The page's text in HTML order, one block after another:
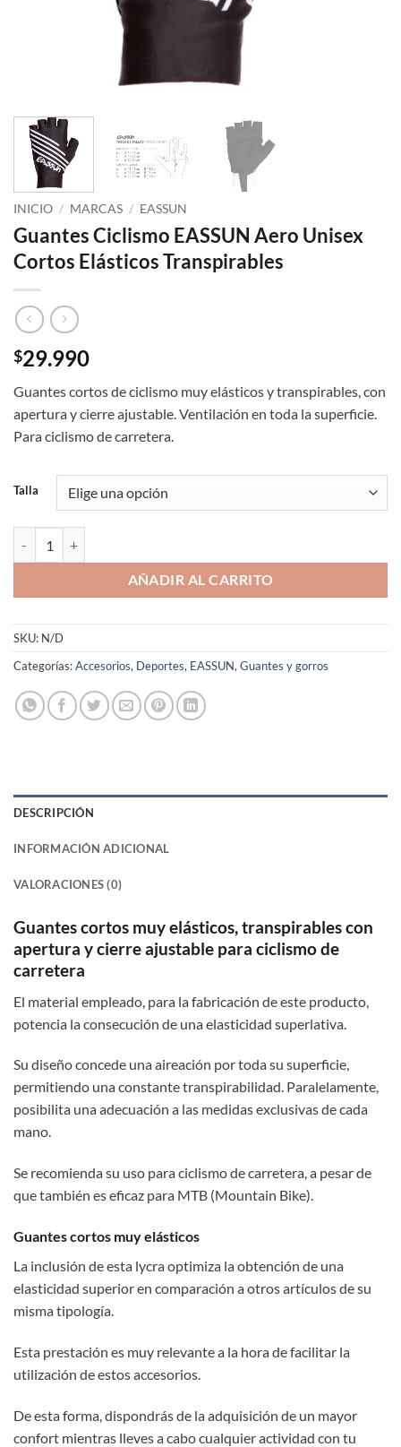
INICIO / MARCAS / EASSUN
Guantes Ciclismo EASSUN Aero Unisex
Cortos Elásticos Transpirables
$29.990
Guantes cortos de ciclismo muy elásticos y transpirables, con
apertura y cierre ajustable. Ventilación en toda la superficie.
Para ciclismo de carretera.
Talla
AÑADIR AL CARRITO
SKU: N/D
Categorías:Accesorios, Deportes, EASSUN, Guantes y gorros
DESCRIPCIÓN
INFORMACIÓN ADICIONAL
VALORACIONES (0)
Guantes cortos muy elásticos, transpirables con
apertura y cierre ajustable para ciclismo de
carretera
El material empleado, para la fabricación de este producto,
potencia la consecución de una elasticidad superlativa.
Su diseño concede una aireación por toda su superficie,
permitiendo una constante transpirabilidad. Paralelamente,
posibilita una adecuación a las medidas exclusivas de cada
mano.
Se recomienda su uso para ciclismo de carretera, a pesar de
que también es eficaz para MTB (Mountain Bike).
Guantes cortos muy elásticos
La inclusión de esta lycra optimiza la obtención de una
elasticidad superior en comparación a otros artículos de su
misma tipología.
Esta prestación es muy relevante a la hora de facilitar la
utilización de estos accesorios.
De esta forma, dispondrás de la adquisición de un mayor
confort mientras lleves a cabo cualquier actividad con tu